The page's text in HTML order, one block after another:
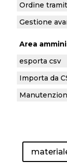
Ordine
Gestione
Area
esporta csv
Importa da